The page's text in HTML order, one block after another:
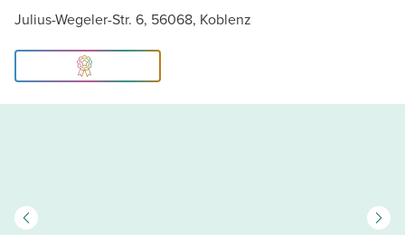
Julius-Wegeler-Str. 6, 56068, Koblenz